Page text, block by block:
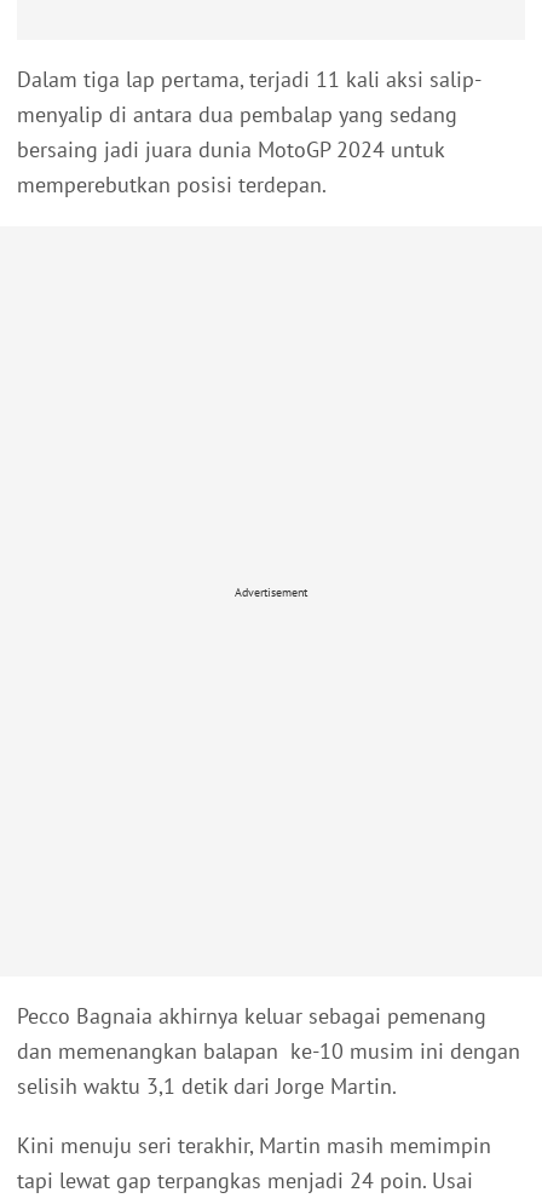
Dalam tiga lap pertama, terjadi 11 kali aksi salip-
menyalip di antara dua pembalap yang sedang
bersaing jadi juara dunia MotoGP 2024 untuk
memperebutkan posisi terdepan.
Advertisement
Pecco Bagnaia akhirnya keluar sebagai pemenang
dan memenangkan balapan ke-10 musim ini dengan
selisih waktu 3,1 detik dari Jorge Martin.
Kini menuju seri terakhir, Martin masih memimpin
tapi lewat gap terpangkas menjadi 24 poin. Usai